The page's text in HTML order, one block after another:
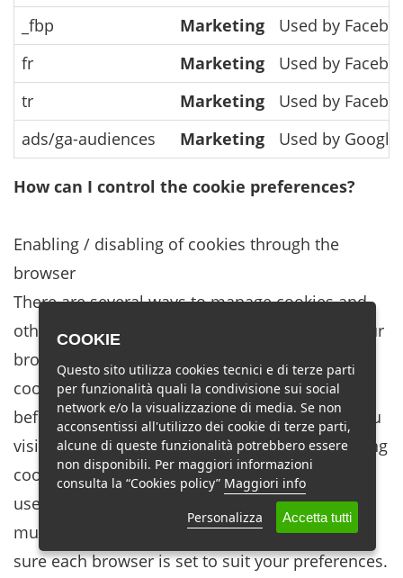
_fbp
Marketing
Used by
fr
Marketing
Used by
tr
Marketing
Used by
ads/ga-audiences
Marketing Used by
How can I control the cookie preferences?
Enabling / disabling of cookies through the
browser
There are several ways to manage cookies and
other traceability technologies. By changing your
browser settings, you can accept or reject
cookies or decide to receive a warning message
before accepting a cookie from the websites you
visit. We remind you that by completely disabling
cookies in your browser you may not be able to
use all our interactive features. If you use
multiple computers in different locations, make
sure each browser is set to suit your preferences.
COOKIE
Questo sito utilizza cookies tecnici e di terze parti
per funzionalità quali la condivisione sui social
network e/o la visualizzazione di media. Se non
acconsentissi all'utilizzo dei cookie di terze parti,
alcune di queste funzionalità potrebbero essere
non disponibili. Per maggiori informazioni
consulta la “Cookies policy” Maggiori info
Personalizza
Accetta tutti